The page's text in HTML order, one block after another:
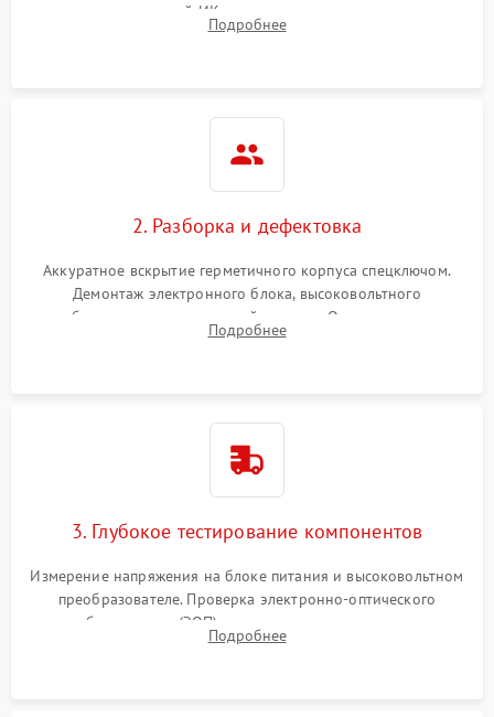
проверка встроенной ИК-подсветки и механизма выверки
прицельной сетки. Выявление видимых дефектов оптики и
Подробнее
2. Разборка и дефектовка
Аккуратное вскрытие герметичного корпуса спецключом.
Демонтаж электронного блока, высоковольтного
преобразователя и оптической системы. Осмотр контактов
на окисление и проверка целостности уплотнительных
Подробнее
3. Глубокое тестирование компонентов
Измерение напряжения на блоке питания и высоковольтном
преобразователе. Проверка электронно-оптического
преобразователя (ЭОП) на стенде на предмет эмиссии,
шумов и засветок. Диагностика микросхем цифровых
Подробнее